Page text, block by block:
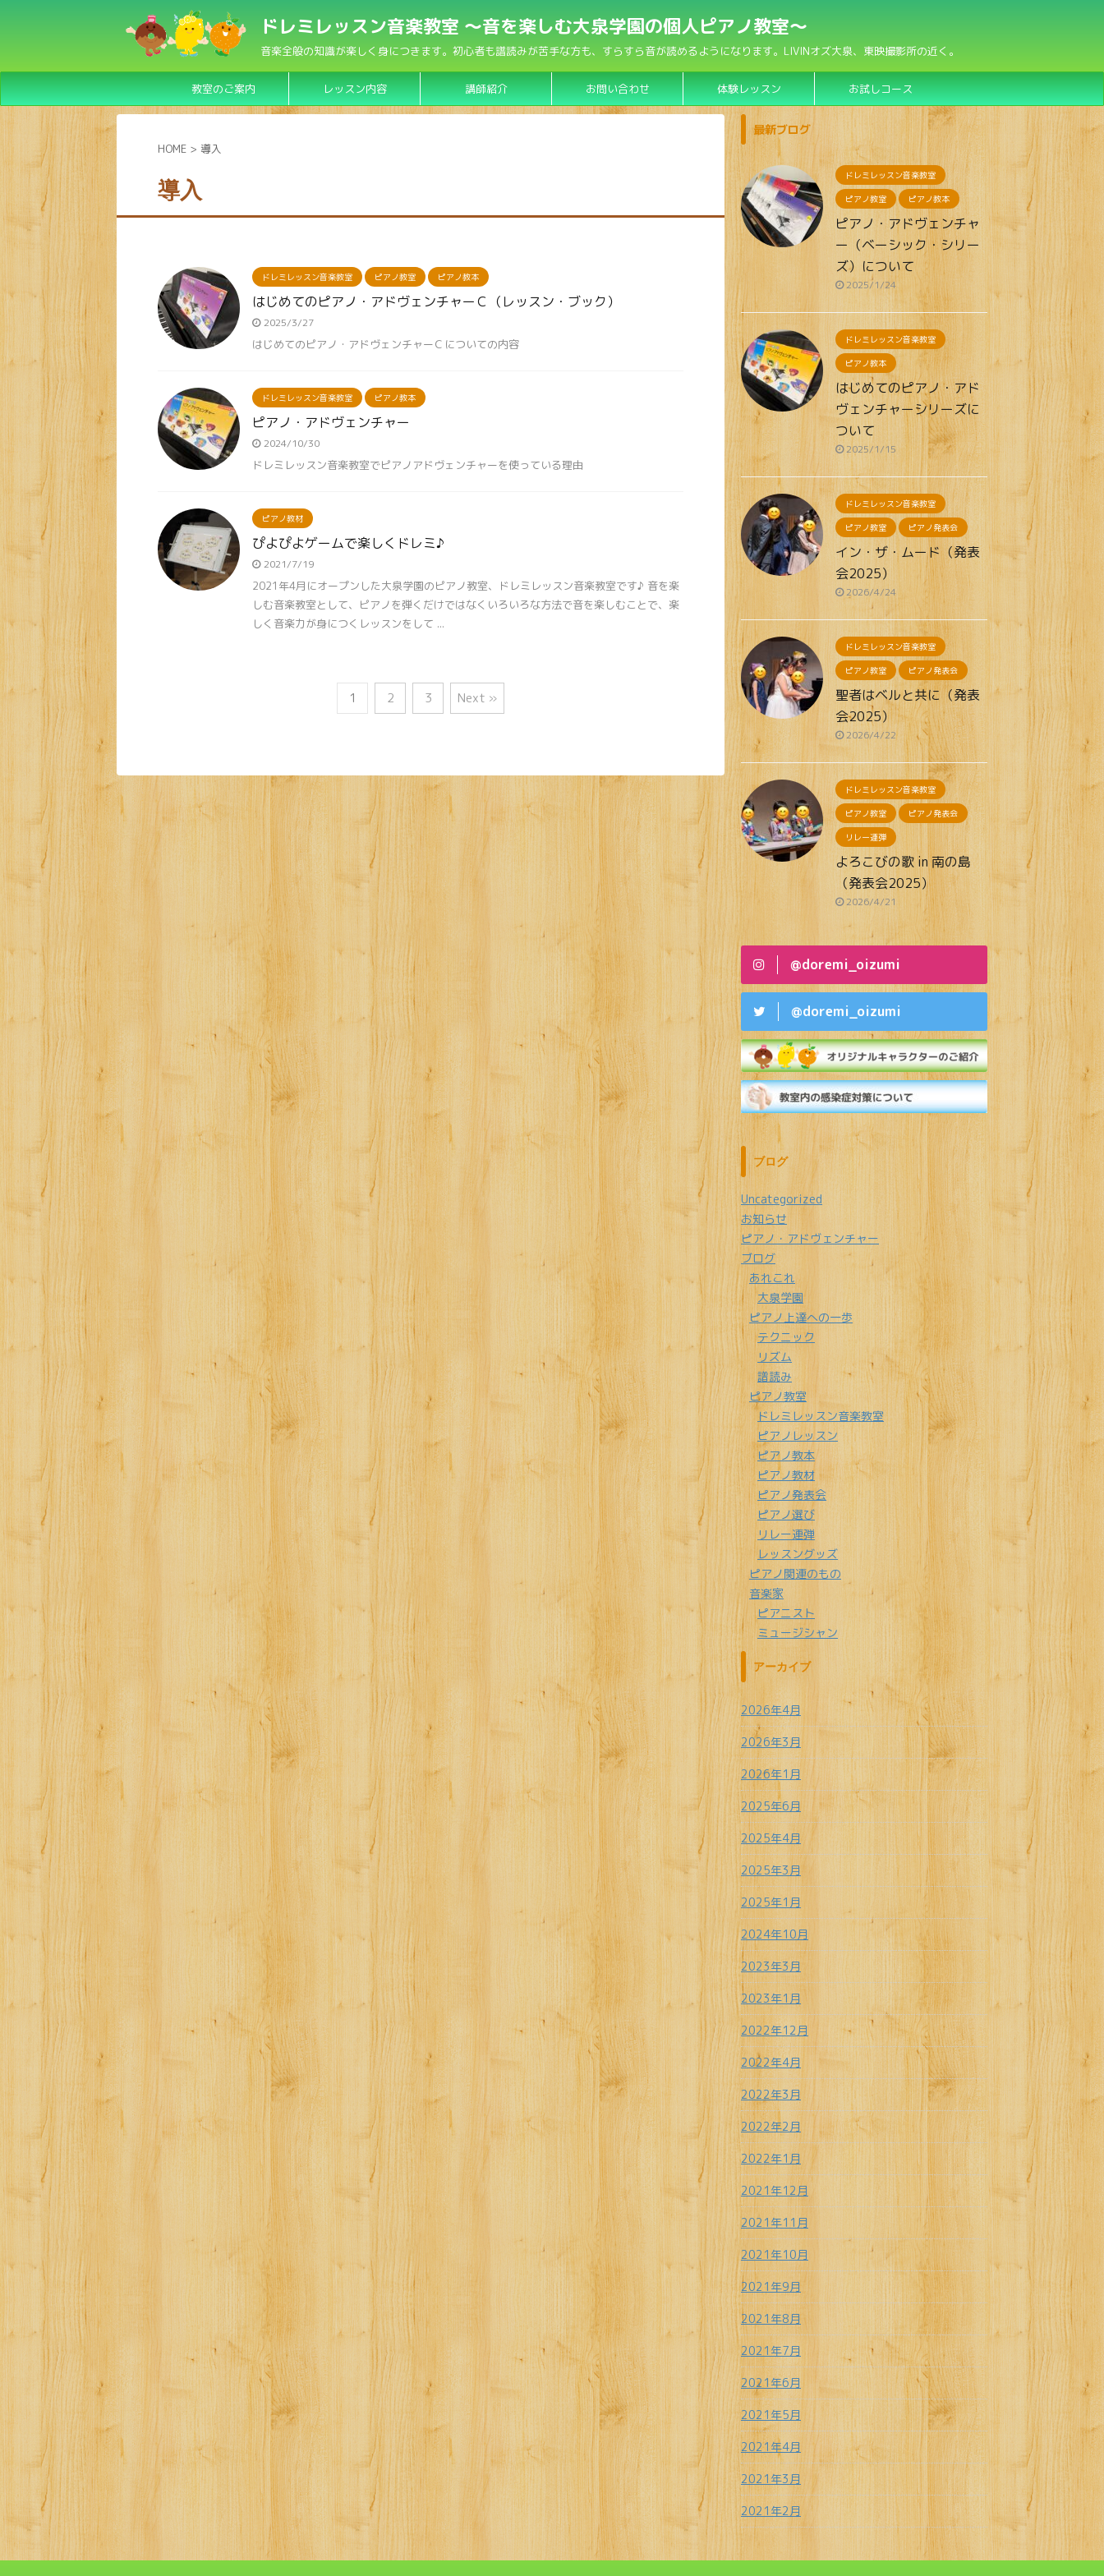
ドレミレッスン音楽教室 〜音を楽しむ大泉学園の個人ピアノ教室〜
音楽全般の知識が楽しく身につきます。初心者も譜読みが苦手な方も、すらすら音が読めるようになります。LIVINオズ大泉、東映撮影所の近く。
教室のご案内 レッスン内容 講師紹介 お問い合わせ 体験レッスン お試しコース
HOME > 導入
導入
ドレミレッスン音楽教室 ピアノ教室 ピアノ教本
はじめてのピアノ・アドヴェンチャーＣ（レッスン・ブック）
2025/3/27
はじめてのピアノ・アドヴェンチャーＣについての内容
ドレミレッスン音楽教室 ピアノ教本
ピアノ・アドヴェンチャー
2024/10/30
ドレミレッスン音楽教室でピアノアドヴェンチャーを使っている理由
ピアノ教材
ぴよぴよゲームで楽しくドレミ♪
2021/7/19
2021年4月にオープンした大泉学園のピアノ教室、ドレミレッスン音楽教室です♪ 音を楽
しむ音楽教室として、ピアノを弾くだけではなくいろいろな方法で音を楽しむことで、楽
しく音楽力が身につくレッスンをして ...
1 2 3 Next »
最新ブログ
ドレミレッスン音楽教室
ピアノ教室 ピアノ教本
ピアノ・アドヴェンチャ
ー（ベーシック・シリー
ズ）について
2025/1/24
ドレミレッスン音楽教室
ピアノ教本
はじめてのピアノ・アド
ヴェンチャーシリーズに
ついて
2025/1/15
ドレミレッスン音楽教室
ピアノ教室 ピアノ発表会
イン・ザ・ムード（発表
会2025）
2026/4/24
ドレミレッスン音楽教室
ピアノ教室 ピアノ発表会
聖者はベルと共に（発表
会2025）
2026/4/22
ドレミレッスン音楽教室
ピアノ教室 ピアノ発表会
リレー連弾
よろこびの歌 in 南の島
（発表会2025）
2026/4/21
@doremi_oizumi
@doremi_oizumi
ブログ
Uncategorized
お知らせ
ピアノ・アドヴェンチャー
ブログ
あれこれ
大泉学園
ピアノ上達への一歩
テクニック
リズム
譜読み
ピアノ教室
ドレミレッスン音楽教室
ピアノレッスン
ピアノ教本
ピアノ教材
ピアノ発表会
ピアノ選び
リレー連弾
レッスングッズ
ピアノ関連のもの
音楽家
ピアニスト
ミュージシャン
アーカイブ
2026年4月
2026年3月
2026年1月
2025年6月
2025年4月
2025年3月
2025年1月
2024年10月
2023年3月
2023年1月
2022年12月
2022年4月
2022年3月
2022年2月
2022年1月
2021年12月
2021年11月
2021年10月
2021年9月
2021年8月
2021年7月
2021年6月
2021年5月
2021年4月
2021年3月
2021年2月